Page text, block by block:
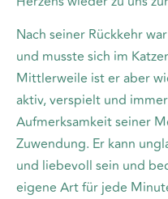
Nach seiner Rückkehr
und musste sich im
Mittlerweile ist er aber
aktiv, verspielt und
Aufmerksamkeit seiner
Zuwendung. Er kann
und liebevoll sein und
eigene Art für jede